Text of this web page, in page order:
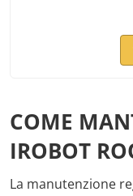
Set di 5
COME
IROBOT
La manutenzione